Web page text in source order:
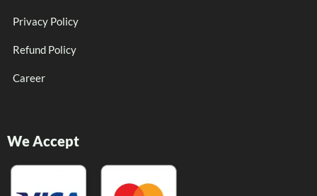
Privacy Policy
Refund Policy
Career
We Accept